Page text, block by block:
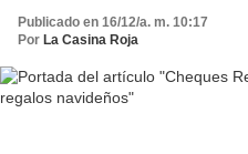
Publicado en 16/12/a. m. 10:17
Por La Casina Roja